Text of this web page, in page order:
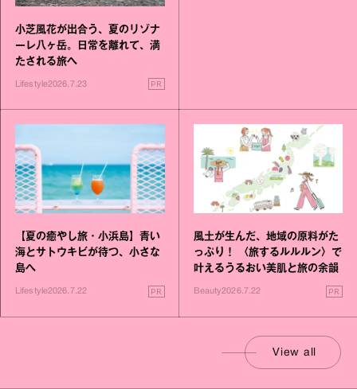
小芝風花が出合う、夏のリゾナ
ーレ八ヶ岳。日常を離れて、満
たされる旅へ
Lifestyle2026.7.23 PR
【夏の癒やし旅・小浜島】青い
海とサトウキビが待つ、小さな
島へ
Lifestyle2026.7.22 PR
風土が生んだ、地域の原料がた
っぷり！ 〈旅するルルルン〉で
叶えるうるおい美肌と旅の余韻
Beauty2026.7.22 PR
View all